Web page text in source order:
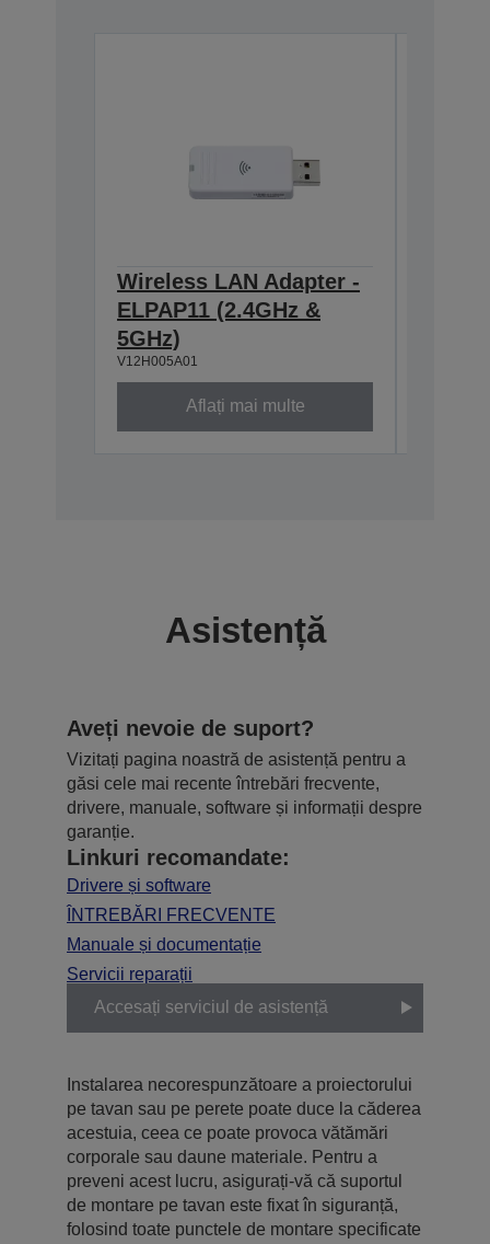
Wireless LAN Adapter -
ELPAP11 (2.4GHz &
5GHz)
V12H005A01
Aflați mai multe
Asistență
Aveți nevoie de suport?
Vizitați pagina noastră de asistență pentru a
găsi cele mai recente întrebări frecvente,
drivere, manuale, software și informații despre
garanție.
Linkuri recomandate:
Drivere și software
ÎNTREBĂRI FRECVENTE
Manuale și documentație
Servicii reparații
Accesați serviciul de asistență
Instalarea necorespunzătoare a proiectorului
pe tavan sau pe perete poate duce la căderea
acestuia, ceea ce poate provoca vătămări
corporale sau daune materiale. Pentru a
preveni acest lucru, asigurați-vă că suportul
de montare pe tavan este fixat în siguranță,
folosind toate punctele de montare specificate